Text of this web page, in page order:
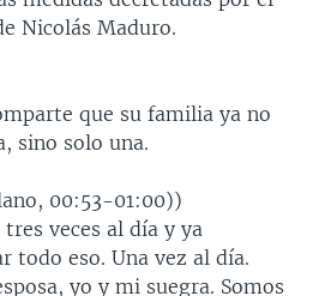
Nicolás Maduro.
que su familia ya no
sino solo una.
00:53-01:00))
veces al día y ya
todo eso. Una vez al día.
yo y mi suegra. Somos